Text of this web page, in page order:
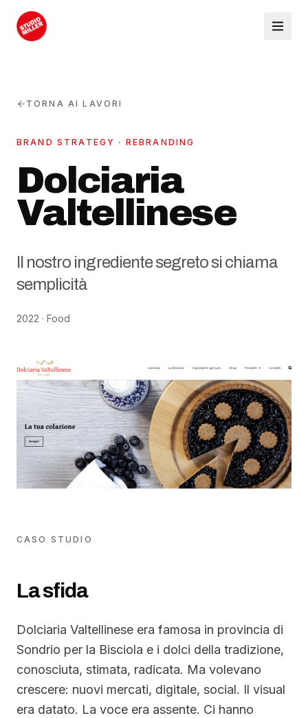
TORNA AI LAVORI
BRAND STRATEGY · REBRANDING
Dolciaria
Valtellinese
Il nostro ingrediente segreto si chiama
semplicità
2022 · Food
CASO STUDIO
La sfida
Dolciaria Valtellinese era famosa in provincia di
Sondrio per la Bisciola e i dolci della tradizione,
conosciuta, stimata, radicata. Ma volevano
crescere: nuovi mercati, digitale, social. Il visual
era datato. La voce era assente. Ci hanno